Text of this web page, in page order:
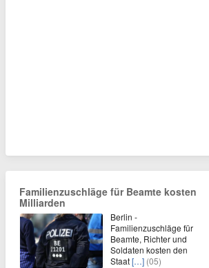
Familienzuschläge für Beamte kosten
Milliarden
Berlin -
Familienzuschläge für
Beamte, Richter und
Soldaten kosten den
Staat[…] (05)